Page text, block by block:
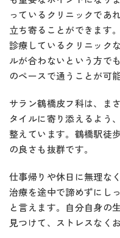
っているクリニックであ
立ち寄ることができます
診療しているクリニック
ルが合わないという方で
のペースで通うことが可能
サラン鶴橋皮フ科は、ま
タイルに寄り添えるよう
整えています。鶴橋駅徒
の良さも抜群です。
仕事帰りや休日に無理な
治療を途中で諦めずにし
と言えます。自分自身の
見つけて、ストレスなく